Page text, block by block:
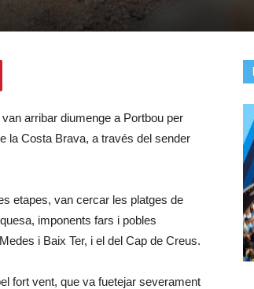
arribar diumenge a Portbou per
la Costa Brava, a través del sender
etapes, van cercar les platges de
imponents fars i pobles
i Baix Ter, i el del Cap de Creus.
fort vent, que va fuetejar severament